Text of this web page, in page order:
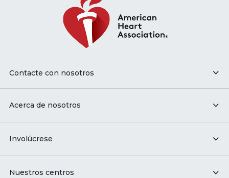
Contacte con nosotros
Acerca de nosotros
Involúcrese
Nuestros centros